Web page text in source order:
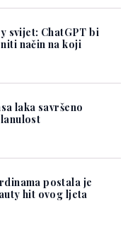
svijet: ChatGPT bi
način na koji
laka savršeno
postala je
hit ovog ljeta